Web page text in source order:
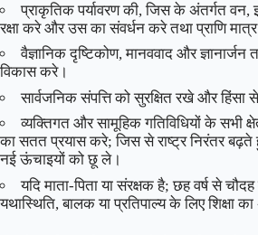
प्राकृतिक पर्यावरण की, जिस के अंतर्गत वन,
रक्षा करे और उस का संवर्धन करे तथा प्राणि
वैज्ञानिक दृष्टिकोण, मानववाद और ज्ञानार्जन
विकास करे।
सार्वजनिक संपत्ति को सुरक्षित रखे और हिंसा
व्यक्तिगत और सामूहिक गतिविधियों के सभी
का सतत प्रयास करे; जिस से राष्ट्र निरंतर बढ़ते
नई ऊंचाइयों को छू ले।
यदि माता-पिता या संरक्षक है; छह वर्ष से
यथास्थिति, बालक या प्रतिपाल्य के लिए शिक्षा